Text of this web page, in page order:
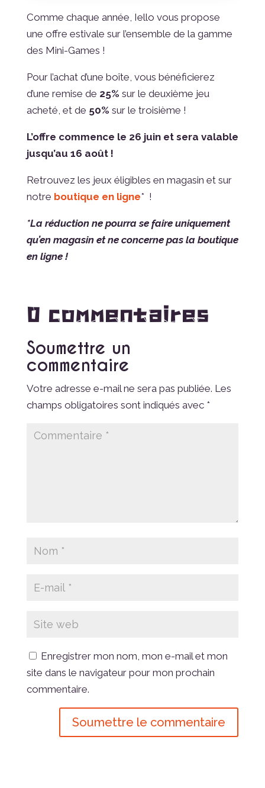
Comme chaque année, Iello vous propose
une offre estivale sur l’ensemble de la gamme
des Mini-Games !
Pour l’achat d’une boîte, vous bénéficierez
d’une remise de 25% sur le deuxième jeu
acheté, et de 50% sur le troisième !
L’offre commence le 26 juin et sera valable
jusqu’au 16 août !
Retrouvez les jeux éligibles en magasin et sur
notre boutique en ligne* !
*La réduction ne pourra se faire uniquement
qu’en magasin et ne concerne pas la boutique
en ligne !
0 commentaires
Soumettre un
commentaire
Votre adresse e-mail ne sera pas publiée. Les
champs obligatoires sont indiqués avec *
Enregistrer mon nom, mon e-mail et mon
site dans le navigateur pour mon prochain
commentaire.
Soumettre le commentaire